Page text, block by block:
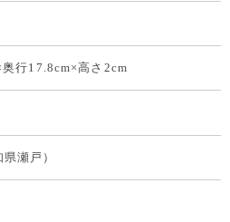
行17.8cm×高さ2cm
瀬戸）